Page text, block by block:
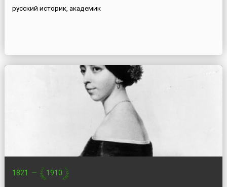
русский историк, академик
1821 — 1910